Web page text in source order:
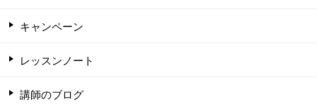
キャンペーン
レッスンノート
講師のブログ